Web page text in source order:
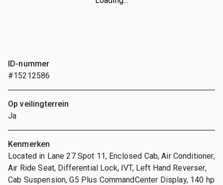
ID-nummer
#15212586
Op veilingterrein
Ja
Kenmerken
Located in Lane 27 Spot 11, Enclosed Cab, Air Conditioner,
Air Ride Seat, Differential Lock, IVT, Left Hand Reverser,
Cab Suspension, G5 Plus CommandCenter Display, 140 hp